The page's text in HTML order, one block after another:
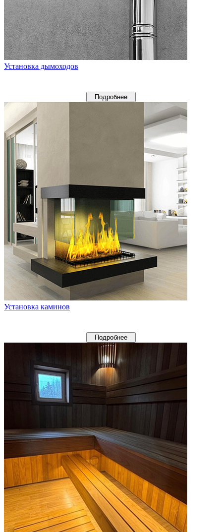
Установка дымоходов
Подробнее
Установка каминов
Подробнее